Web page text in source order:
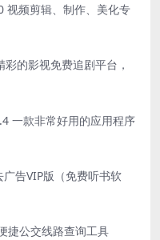
视频剪辑、制作、美化专
的影视免费追剧平台，
一款非常好用的应用程序
告VIP版（免费听书软
捷公交线路查询工具